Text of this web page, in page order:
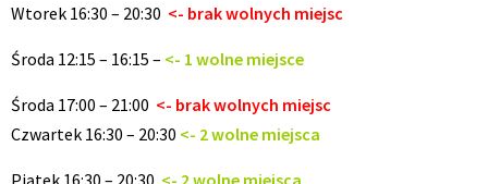
Wtorek 16:30 – 20:30 <- brak wolnych miejsc
Środa 12:15 – 16:15 – <- 1 wolne miejsce
Środa 17:00 – 21:00 <- brak wolnych miejsc
Czwartek 16:30 – 20:30 <- 2 wolne miejsca
Piątek 16:30 – 20:30 <- 2 wolne miejsca